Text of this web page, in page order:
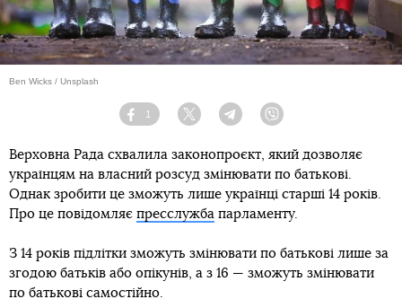
Ben Wicks / Unsplash
Facebook
1
Twitter TelegramViber
Верховна Рада схвалила законопроєкт, який дозволяє
українцям на власний розсуд змінювати по батькові.
Однак зробити це зможуть лише українці старші 14 років.
Про це повідомляє пресслужба парламенту.
З 14 років підлітки зможуть змінювати по батькові лише за
згодою батьків або опікунів, а з 16 — зможуть змінювати
по батькові самостійно.